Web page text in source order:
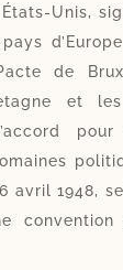
​Unis,
de
et
avril 1948,